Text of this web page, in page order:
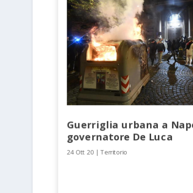
Guerriglia urbana a
governatore De Luca
24 Ott 20|Territorio